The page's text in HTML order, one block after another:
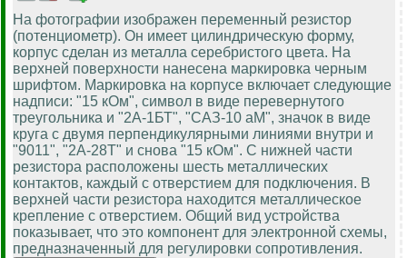
На фотографии изображен переменный резистор
(потенциометр). Он имеет цилиндрическую форму,
корпус сделан из металла серебристого цвета. На
верхней поверхности нанесена маркировка черным
шрифтом. Маркировка на корпусе включает следующие
надписи: "15 кОм", символ в виде перевернутого
треугольника и "2А-1БТ", "САЗ-10 аМ", значок в виде
круга с двумя перпендикулярными линиями внутри и
"9011", "2А-28Т" и снова "15 кОм". С нижней части
резистора расположены шесть металлических
контактов, каждый с отверстием для подключения. В
верхней части резистора находится металлическое
крепление с отверстием. Общий вид устройства
показывает, что это компонент для электронной схемы,
предназначенный для регулировки сопротивления.